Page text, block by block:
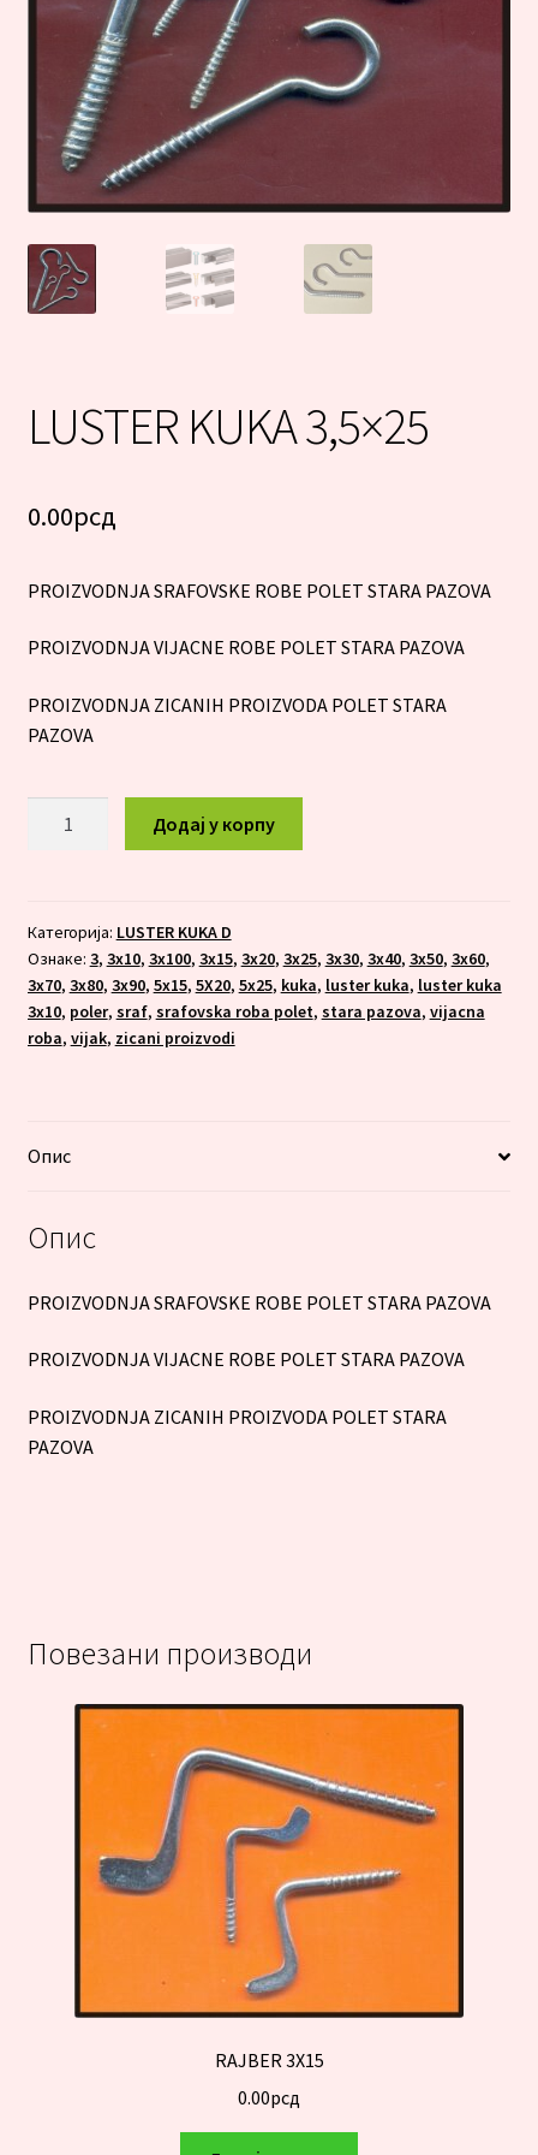
LUSTER KUKA 3,5×25
0.00рсд
PROIZVODNJA SRAFOVSKE ROBE POLET STARA PAZOVA
PROIZVODNJA VIJACNE ROBE POLET STARA PAZOVA
PROIZVODNJA ZICANIH PROIZVODA POLET STARA
PAZOVA
Додај у корпу
Категорија: LUSTER KUKA D
Ознаке: 3, 3x10, 3x100, 3x15, 3x20, 3x25, 3x30, 3x40, 3x50, 3x60,
3x70, 3x80, 3x90, 5x15, 5X20, 5x25, kuka, luster kuka, luster kuka
3x10, poler, sraf, srafovska roba polet, stara pazova, vijacna
roba, vijak, zicani proizvodi
Опис
Опис
PROIZVODNJA SRAFOVSKE ROBE POLET STARA PAZOVA
PROIZVODNJA VIJACNE ROBE POLET STARA PAZOVA
PROIZVODNJA ZICANIH PROIZVODA POLET STARA
PAZOVA
Повезани производи
RAJBER 3X15
0.00рсд